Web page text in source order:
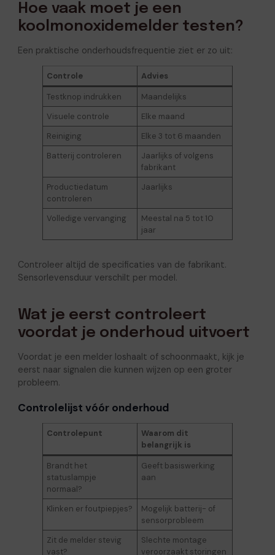
Hoe vaak moet je een
koolmonoxidemelder testen?
Een praktische onderhoudsfrequentie ziet er zo uit:
Controle
Advies
Testknop indrukken
Maandelijks
Visuele controle
Elke maand
Reiniging
Elke 3 tot 6 maanden
Batterij controleren
Jaarlijks of volgens
fabrikant
Productiedatum
controleren
Jaarlijks
Volledige vervanging
Meestal na 5 tot 10
jaar
Controleer altijd de specificaties van de fabrikant.
Sensorlevensduur verschilt per model.
Wat je eerst controleert
voordat je onderhoud uitvoert
Voordat je een melder loshaalt of schoonmaakt, kijk je
eerst naar signalen die kunnen wijzen op een groter
probleem.
Controlelijst vóór onderhoud
Controlepunt
Waarom dit
belangrijk is
Brandt het
statuslampje
normaal?
Geeft basiswerking
aan
Klinken er foutpiepjes?
Mogelijk batterij- of
sensorprobleem
Zit de melder stevig
vast?
Slechte montage
veroorzaakt storingen